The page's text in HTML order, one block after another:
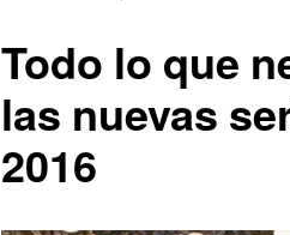
Todo lo que
las nuevas
2016